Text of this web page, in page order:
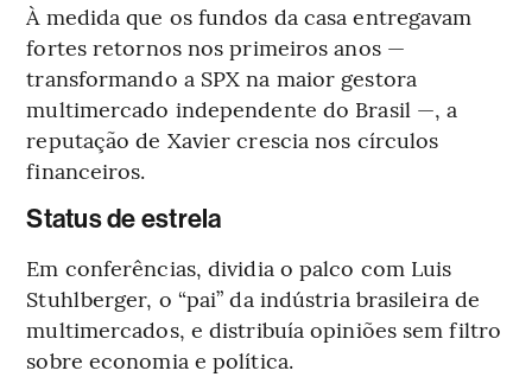
À medida que os fundos da casa entregavam
fortes retornos nos primeiros anos —
transformando a SPX na maior gestora
multimercado independente do Brasil —, a
reputação de Xavier crescia nos círculos
financeiros.
Status de estrela
Em conferências, dividia o palco com Luis
Stuhlberger, o “pai” da indústria brasileira de
multimercados, e distribuía opiniões sem filtro
sobre economia e política.